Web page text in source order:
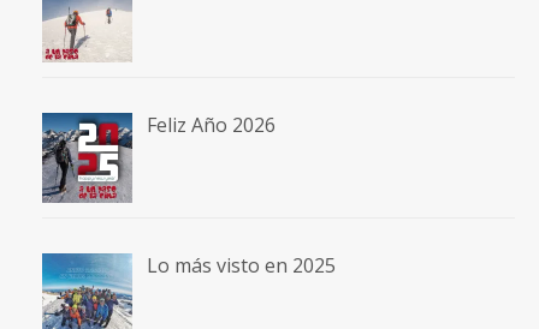
Feliz Año 2026
Lo más visto en 2025